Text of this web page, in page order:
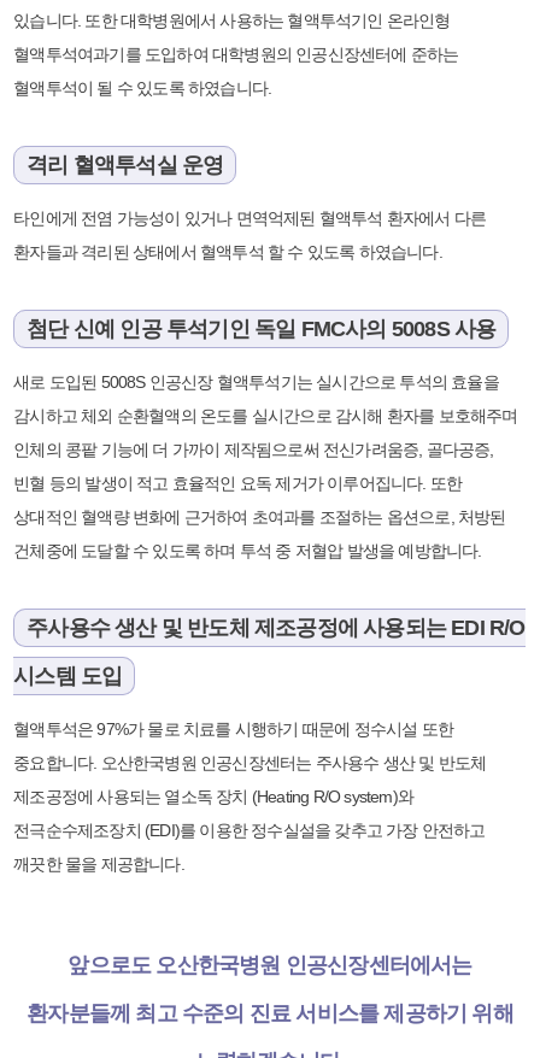
있습니다. 또한 대학병원에서 사용하는 혈액투석기인 온라인형
혈액투석여과기를 도입하여 대학병원의 인공신장센터에 준하는
혈액투석이 될 수 있도록 하였습니다.
격리 혈액투석실 운영
타인에게 전염 가능성이 있거나 면역억제된 혈액투석 환자에서 다른
환자들과 격리된 상태에서 혈액투석 할 수 있도록 하였습니다.
첨단 신예 인공 투석기인 독일 FMC사의 5008S 사용
새로 도입된 5008S 인공신장 혈액투석기는 실시간으로 투석의 효율을
감시하고 체외 순환혈액의 온도를 실시간으로 감시해 환자를 보호해주며
인체의 콩팥 기능에 더 가까이 제작됨으로써 전신가려움증, 골다공증,
빈혈 등의 발생이 적고 효율적인 요독 제거가 이루어집니다. 또한
상대적인 혈액량 변화에 근거하여 초여과를 조절하는 옵션으로, 처방된
건체중에 도달할 수 있도록 하며 투석 중 저혈압 발생을 예방합니다.
주사용수 생산 및 반도체 제조공정에 사용되는 EDI R/O
시스템 도입
혈액투석은 97%가 물로 치료를 시행하기 때문에 정수시설 또한
중요합니다. 오산한국병원 인공신장센터는 주사용수 생산 및 반도체
제조공정에 사용되는 열소독 장치 (Heating R/O system)와
전극순수제조장치 (EDI)를 이용한 정수실설을 갖추고 가장 안전하고
깨끗한 물을 제공합니다.
앞으로도 오산한국병원 인공신장센터에서는
환자분들께 최고 수준의 진료 서비스를 제공하기 위해